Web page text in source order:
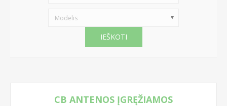
Modelis
IEŠKOTI
CB ANTENOS ĮGRĘŽIAMOS